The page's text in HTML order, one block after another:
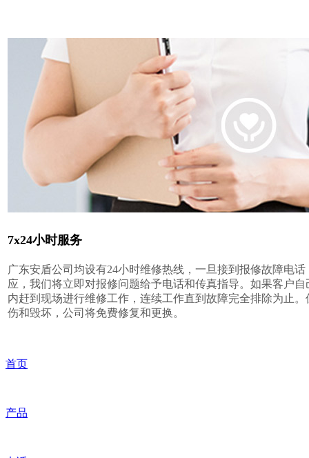
7x24小时服务
广东安盾公司均设有24小时维修热线，一旦接到报修故障电
应，我们将立即对报修问题给予电话和传真指导。如果客户
内赶到现场进行维修工作，连续工作直到故障完全排除为止
伤和毁坏，公司将免费修复和更换。
首页
产品